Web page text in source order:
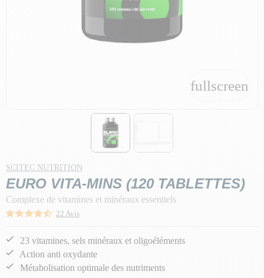
fullscreen
fullscreen
SCITEC NUTRITION
EURO VITA-MINS (120 TABLETTES)
Complexe de vitamines et minéraux essentiels
22 Avis
23 vitamines, sels minéraux et oligoéléments
Action anti oxydante
Métabolisation optimale des nutriments